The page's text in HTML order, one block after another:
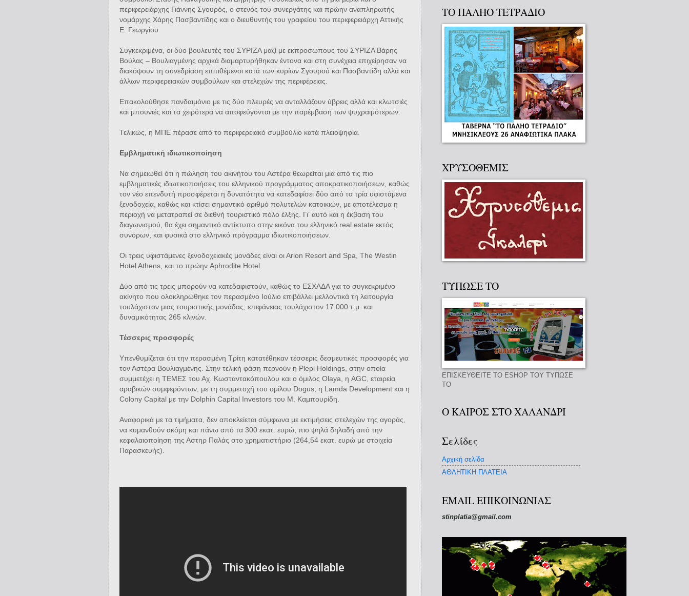
περιφερειάρχης Γιάννης Σγουρός, ο στενός του συνεργάτης και πρώην αναπληρωτής
νομάρχης Χάρης Πασβαντίδης και ο διευθυντής του γραφείου του περιφερειάρχη Αττικής
Ε. Γεωργίου
Συγκεκριμένα, οι δύο βουλευτές του ΣΥΡΙΖΑ μαζί με εκπροσώπους του ΣΥΡΙΖΑ Βάρης
Βούλας – Βουλιαγμένης αρχικά διαμαρτυρήθηκαν έντονα και στη συνέχεια επιχείρησαν να
διακόψουν τη συνεδρίαση επιτιθέμενοι κατά των κυρίων Σγουρού και Πασβαντίδη αλλά και
άλλων περιφερειακών συμβούλων και στελεχών της περιφέρειας.
Επακολούθησε πανδαιμόνιο με τις δύο πλευρές να ανταλλάζουν ύβρεις αλλά και κλωτσιές
και μπουνιές και τα χειρότερα να αποφεύγονται με την παρέμβαση των ψυχραιμότερων.
Τελικώς, η ΜΠΕ πέρασε από το περιφερειακό συμβούλιο κατά πλειοψηφία.
Εμβληματική ιδιωτικοποίηση
Να σημειωθεί ότι η πώληση του ακινήτου του Αστέρα θεωρείται μια από τις πιο
εμβληματικές ιδιωτικοποιήσεις του ελληνικού προγράμματος αποκρατικοποιήσεων, καθώς
τον νέο επενδυτή προσφέρεται η δυνατότητα να κατεδαφίσει δύο από τα τρία υφιστάμενα
ξενοδοχεία, καθώς και κτίσει σημαντικό αριθμό πολυτελών κατοικιών, με αποτέλεσμα η
περιοχή να μετατραπεί σε διεθνή τουριστικό πόλο έλξης. Γιʼ αυτό και η έκβαση του
διαγωνισμού, θα έχει σημαντικό αντίκτυπο στην εικόνα του ελληνικό real estate εκτός
συνόρων, και φυσικά στο ελληνικό πρόγραμμα ιδιωτικοποιήσεων.
Οι τρεις υφιστάμενες ξενοδοχειακές μονάδες είναι οι Αrion Resort and Spa, Τhe Westin
Hotel Athens, και το πρώην Aphrodite Hotel.
Δύο από τις τρεις μπορούν να κατεδαφιστούν, καθώς το ΕΣΧΑΔΑ για το συγκεκριμένο
ακίνητο που ολοκληρώθηκε τον περασμένο Ιούλιο επιβάλλει μελλοντικά τη λειτουργία
τουλάχιστον μιας τουριστικής μονάδας, επιφάνειας τουλάχιστον 17.000 τ.μ. και
δυναμικότητας 265 κλινών.
Τέσσερις προσφορές
Υπενθυμίζεται ότι την περασμένη Τρίτη κατατέθηκαν τέσσερις δεσμευτικές προσφορές για
τον Αστέρα Βουλιαγμένης. Στην τελική φάση περνούν η Plepi Holdings, στην οποία
συμμετέχει η ΤΕΜΕΣ του Αχ. Κωσταντακόπουλου και ο όμιλος Olaya, η AGC, εταιρεία
αραβικών συμφερόντων, με τη συμμετοχή του ομίλου Dogus, η Lamda Development και η
Colony Capital με την Dolphin Capital Investors του Μ. Καμπουρίδη.
Αναφορικά με τα τιμήματα, δεν αποκλείεται σύμφωνα με εκτιμήσεις στελεχών της αγοράς,
να κυμανθούν ακόμη και πάνω από τα 300 εκατ. ευρώ, πιο ψηλά δηλαδή από την
κεφαλαιοποίηση της Αστηρ Παλάς στο χρηματιστήριο (264,54 εκατ. ευρώ με στοιχεία
Παρασκευής).
ΤΟ ΠΑΛΗΟ ΤΕΤΡΑΔΙΟ
ΧΡΥΣΟΘΕΜΙΣ
ΤΥΠΩΣΕ ΤΟ
ΕΠΙΣΚΕΥΘΕΙΤΕ ΤΟ ESHOP ΤΟΥ ΤΥΠΩΣΕ
ΤΟ
Ο ΚΑΙΡΟΣ ΣΤΟ ΧΑΛΑΝΔΡΙ
Σελίδες
Αρχική σελίδα
ΑΘΛΗΤΙΚΗ ΠΛΑΤΕΙΑ
EMAIL ΕΠΙΚΟΙΝΩΝΙΑΣ
stinplatia@gmail.com